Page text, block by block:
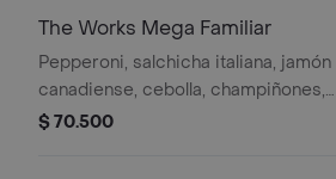
Pepperoncini.
The Works Mega Familiar
Pepperoni, salchicha italiana, jamón
canadiense, cebolla, champiñones,
pimentón verde y aceitunas negras. -
$ 70.500